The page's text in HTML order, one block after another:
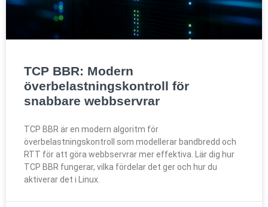
TCP BBR: Modern
överbelastningskontroll för
snabbare webbservrar
TCP BBR är en modern algoritm för
överbelastningskontroll som modellerar bandbredd och
RTT för att göra webbservrar mer effektiva. Lär dig hur
TCP BBR fungerar, vilka fördelar det ger och hur du
aktiverar det i Linux.